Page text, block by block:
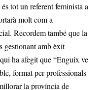
tot un referent feminista a
molt com a
Recordem també que la
gestionant amb èxit
ha afegit que “Enguix ve
format per professionals
la província de